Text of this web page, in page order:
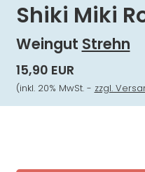
Shiki Miki
Weingut Strehn
15,90 EUR
(inkl. 20% MwSt. - zzgl.